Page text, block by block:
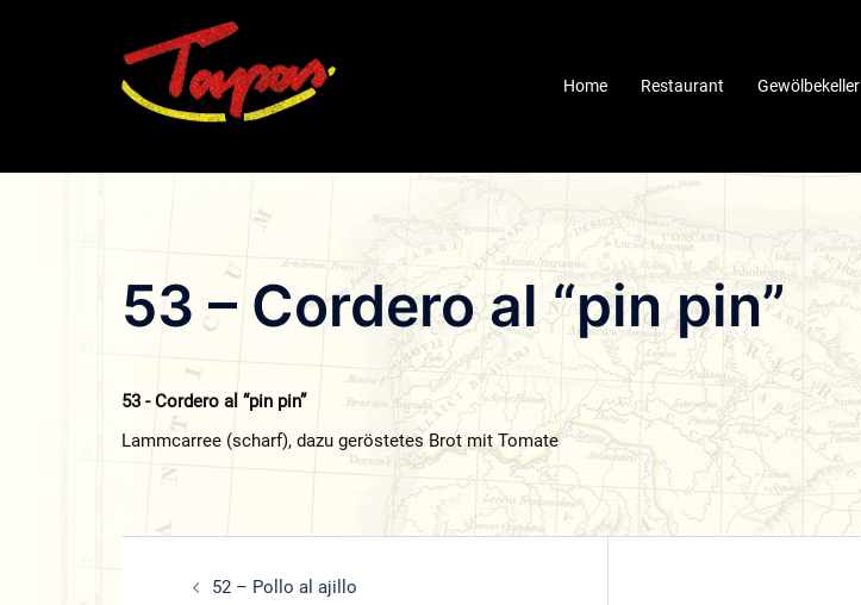
Home Restaurant Gewölbekeller
53 – Cordero al “pin pin”
53 - Cordero al “pin pin”
Lammcarree (scharf), dazu geröstetes Brot mit Tomate
52 – Pollo al ajillo